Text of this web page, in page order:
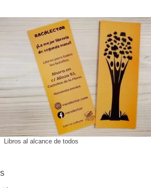
Libros al alcance de todos